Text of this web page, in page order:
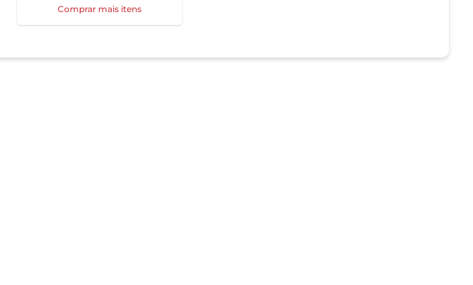
Comprar mais itens